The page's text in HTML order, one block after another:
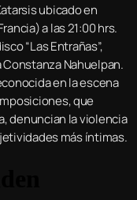
ubicado en
a las 21:00 hrs.
“Las Entrañas”,
Nahuelpan.
en la escena
que
denuncian la violencia
más íntimas.